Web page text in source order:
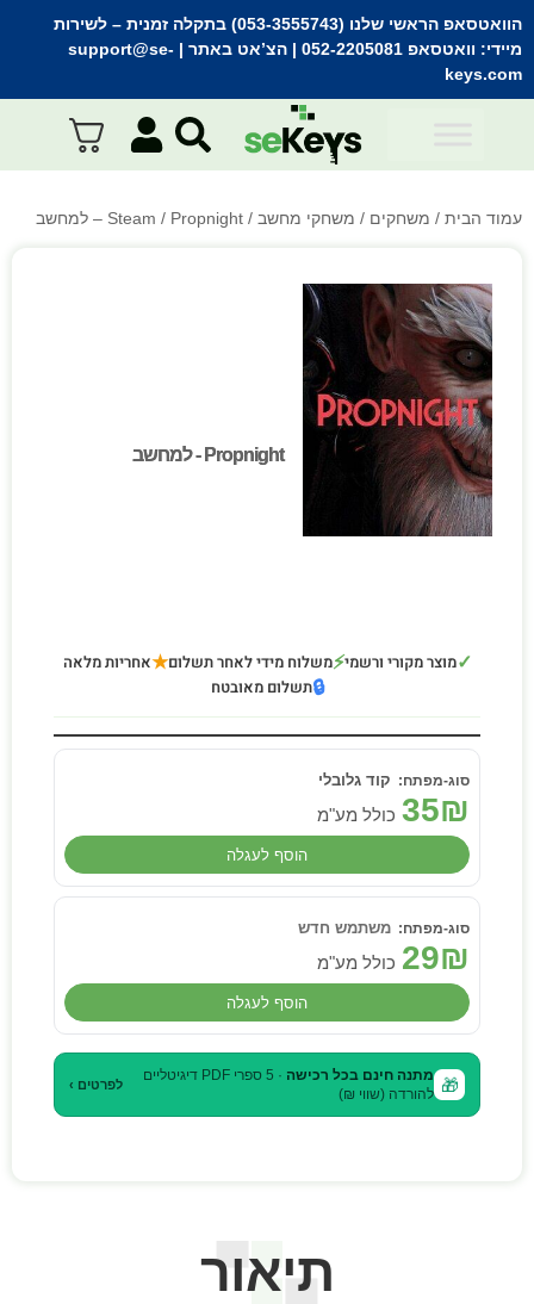
הוואטסאפ הראשי שלנו (053-3555743) בתקלה זמנית
– לשירות
מיידי: וואטסאפ 052-2205081 | הצ’אט באתר | support@se-
keys.com
עמוד הבית / משחקים / משחקי מחשב /
Steam / Propnight – למחשב
Propnight - למחשב
Propnight - למחשב
✓מוצר מקורי ורשמי⚡משלוח מידי לאחר תשלום★אחריות מלאה
🔒תשלום מאובטח
קוד גלובלי
35₪ כולל מע"מ
הוסף לעגלה
משתמש חדש
29₪ כולל מע"מ
הוסף לעגלה
🎁 מתנה חינם בכל רכישה
· 5 ספרי PDF דיגיטליים
להורדה (שווי ₪)
לפרטים ›
תיאור